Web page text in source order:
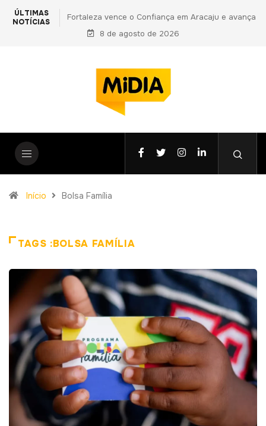
ÚLTIMAS
NOTÍCIAS
em Aracaju e avança
PF prende primo de Daniel Vorcaro e
vantagens indevidas a Ciro Nogueira em
8 de agosto de 2026
Início Bolsa Família
TAGS :BOLSA FAMÍLIA